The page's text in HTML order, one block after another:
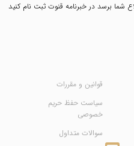
شما برسد در خبرنامه قنوت ثبت نام کنید
قوانین و مقررات
سیاست حفظ حریم
خصوصی
سوالات متداول